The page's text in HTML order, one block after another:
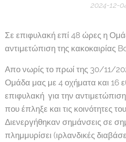
2024-12-
Σε επιφυλακή επί 48 ώρες η
αντιμετώπιση της κακοκαιρίας
Απο νωρίς το πρωί της 30/11/
Ομάδα μας με 4 οχήματα και 16
επιφυλακή για την
που έπληξε και τις κοινότητες
Διενεργήθηκαν σημάνσεις σε
πλημμυρίσει (ιρλανδικές